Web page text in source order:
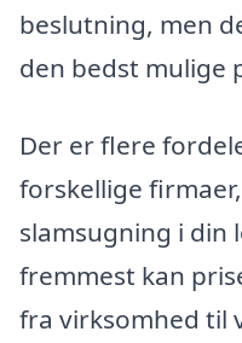
beslutning, men
den bedst mulige
Der er flere
forskellige
slamsugning i din
fremmest kan
fra virksomhed til